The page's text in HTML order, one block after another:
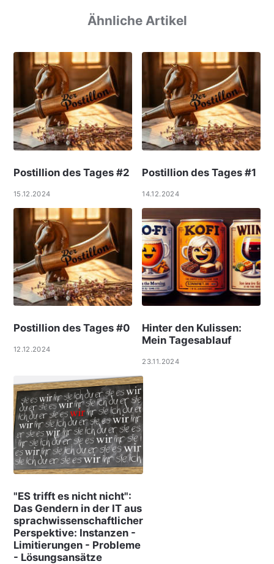
Ähnliche Artikel
Postillion des Tages #2
15.12.2024
Postillion des Tages #1
14.12.2024
Postillion des Tages #0
12.12.2024
Hinter den Kulissen:
Mein Tagesablauf
23.11.2024
"ES trifft es nicht nicht":
Das Gendern in der IT aus
sprachwissenschaftlicher
Perspektive: Instanzen -
Limitierungen - Probleme
- Lösungsansätze